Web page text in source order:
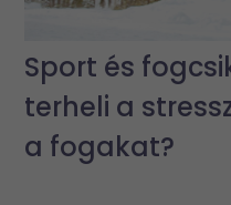
Sport és
terheli a
a fogakat?